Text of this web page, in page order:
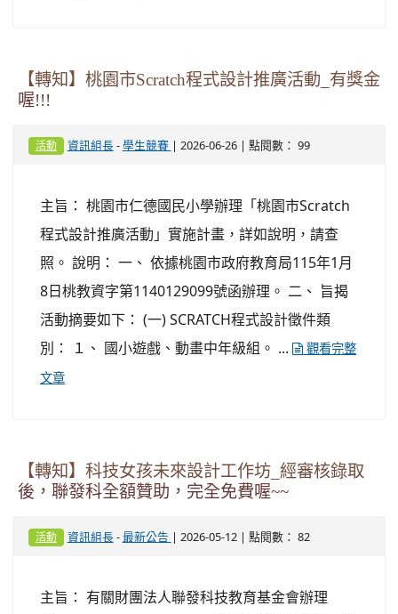
【轉知】桃園市Scratch程式設計推廣活動_有獎金
喔!!!
活動 資訊組長- 學生競賽 | 2026-06-26 | 點閱數： 99
主旨： 桃園市仁德國民小學辦理「桃園市Scratch
程式設計推廣活動」實施計畫，詳如說明，請查
照。 說明： 一、 依據桃園市政府教育局115年1月
8日桃教資字第1140129099號函辦理。 二、 旨揭
活動摘要如下： (一) SCRATCH程式設計徵件類
別： １、 國小遊戲、動畫中年級組。 ...
觀看完整
文章
【轉知】科技女孩未來設計工作坊_經審核錄取
後，聯發科全額贊助，完全免費喔~~
活動 資訊組長- 最新公告 | 2026-05-12 | 點閱數： 82
主旨： 有關財團法人聯發科技教育基金會辦理